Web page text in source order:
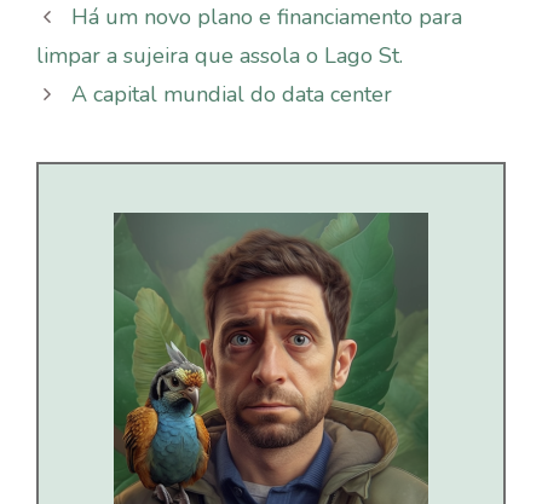
Há um novo plano e financiamento para
limpar a sujeira que assola o Lago St.
A capital mundial do data center